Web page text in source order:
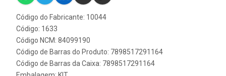
Código do Fabricante: 10044
Código: 1633
Código NCM: 84099190
Código de Barras do Produto: 7898517291164
Código de Barras da Caixa: 7898517291164